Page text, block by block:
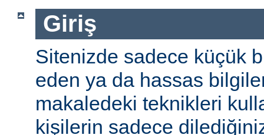
Giriş
Sitenizde sadece küçük
eden ya da hassas
makaledeki teknikleri
kişilerin sadece